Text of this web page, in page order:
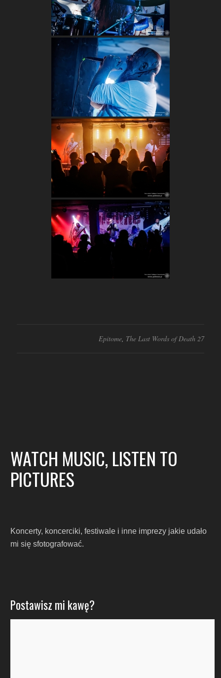
Epitome, The Last Words of Death 27
WATCH MUSIC, LISTEN TO
PICTURES
Koncerty, koncerciki, festiwale i inne imprezy jakie udało
mi się sfotografować.
Postawisz mi kawę?